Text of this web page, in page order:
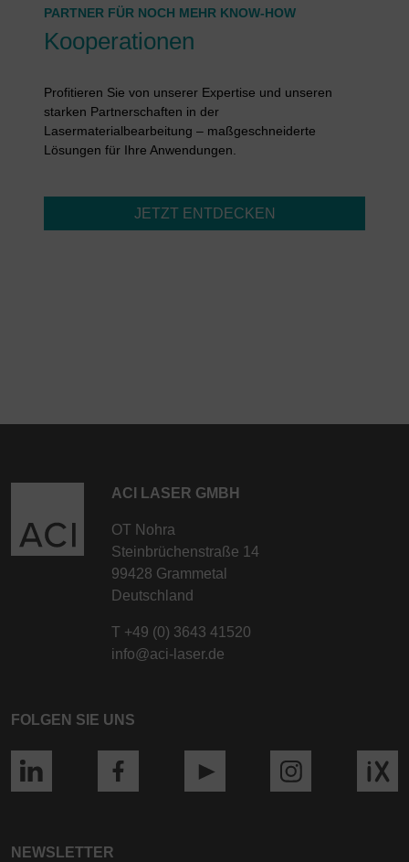
PARTNER FÜR NOCH MEHR KNOW-HOW
Kooperationen
Profitieren Sie von unserer Expertise und unseren
starken Partnerschaften in der
Lasermaterialbearbeitung – maßgeschneiderte
Lösungen für Ihre Anwendungen.
JETZT ENTDECKEN
ACI LASER GMBH
OT Nohra
Steinbrüchenstraße 14
99428 Grammetal
Deutschland
T +49 (0) 3643 41520
info@aci-laser.de
FOLGEN SIE UNS
NEWSLETTER